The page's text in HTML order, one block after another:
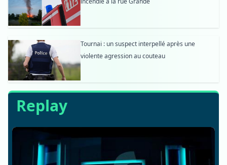
Tournai : un suspect interpellé après une
violente agression au couteau
Replay